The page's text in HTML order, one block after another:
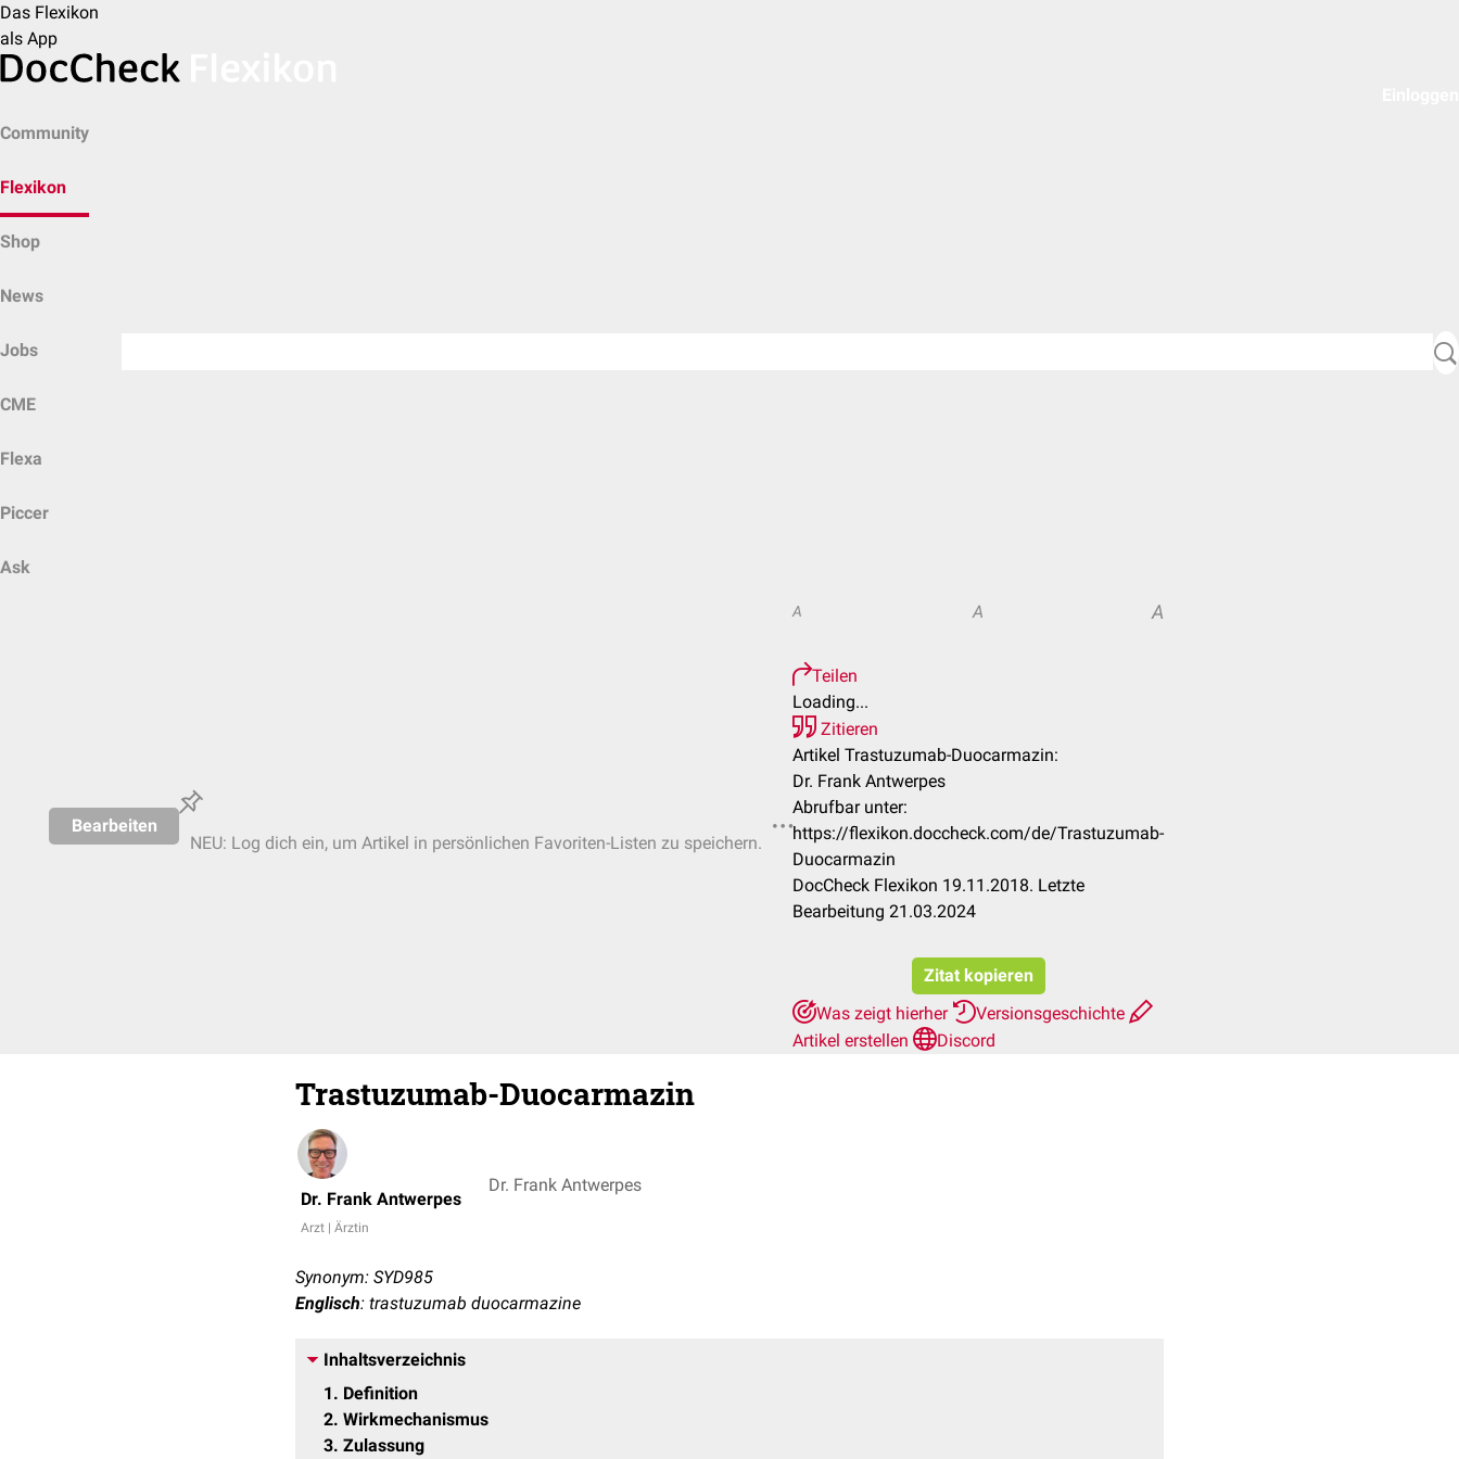
Das Flexikon
als App
Community
Flexikon
Shop
News
Jobs
CME
Flexa
Piccer
Ask
Bearbeiten
NEU: Log dich ein, um Artikel in persönlichen Favoriten-Listen zu speichern.
A A A
Teilen
Loading...
Zitieren
Artikel Trastuzumab-Duocarmazin:
Dr. Frank Antwerpes
Abrufbar unter:
https://flexikon.doccheck.com/de/Trastuzumab-
Duocarmazin
DocCheck Flexikon 19.11.2018. Letzte
Bearbeitung 21.03.2024
Zitat kopieren
Was zeigt hierher
Versionsgeschichte
Artikel erstellen
Discord
Trastuzumab-Duocarmazin
Dr. Frank Antwerpes
Arzt | Ärztin
Dr. Frank Antwerpes
Synonym: SYD985
Englisch: trastuzumab duocarmazine
Inhaltsverzeichnis
1
Definition
2 Wirkmechanismus
3 Zulassung